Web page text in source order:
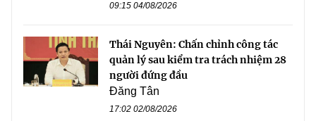
09:15 04/08/2026
Thái Nguyên: Chấn chỉnh công tác
quản lý sau kiểm tra trách nhiệm 28
người đứng đầu
Đăng Tân
17:02 02/08/2026